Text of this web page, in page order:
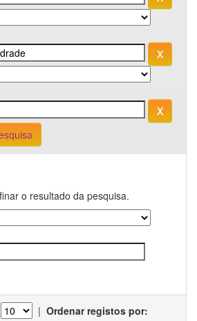
o resultado da pesquisa.
| Ordenar registos por: